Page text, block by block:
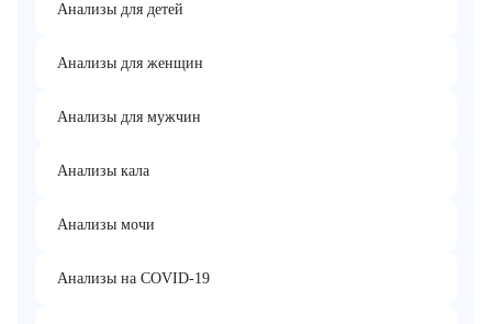
Анализы для детей
Анализы для женщин
Анализы для мужчин
Анализы кала
Анализы мочи
Анализы на COVID-19